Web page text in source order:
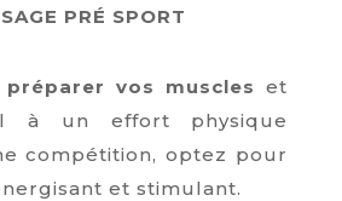
PRÉ SPORT
préparer vos muscles et
à un effort physique
compétition, optez pour
et stimulant.